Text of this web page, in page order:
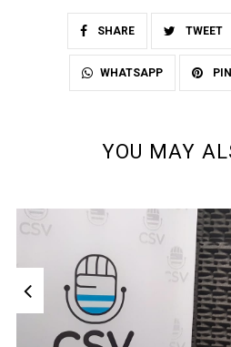
SHARE TWEET
WHATSAPP
YOU MAY